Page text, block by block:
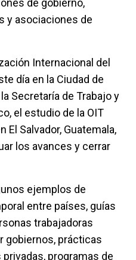
de gobierno,
y asociaciones de
Internacional del
día en la Ciudad de
Secretaría de Trabajo y
el estudio de la OIT
El Salvador, Guatemala,
los avances y cerrar
ejemplos de
entre países, guías
trabajadoras
gobiernos, prácticas
programas de